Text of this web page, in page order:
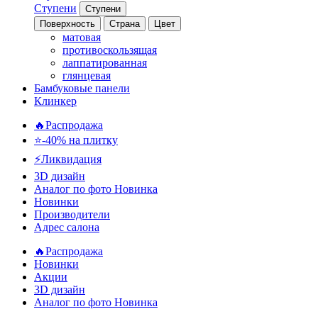
Ступени
Ступени
Поверхность
Страна Цвет
матовая
противоскользящая
лаппатированная
глянцевая
Бамбуковые панели
Клинкер
🔥Распродажа
⭐-40% на плитку
⚡️Ликвидация
3D дизайн
Аналог по фото Новинка
Новинки
Производители
Адрес салона
🔥Распродажа
Новинки
Акции
3D дизайн
Аналог по фото Новинка